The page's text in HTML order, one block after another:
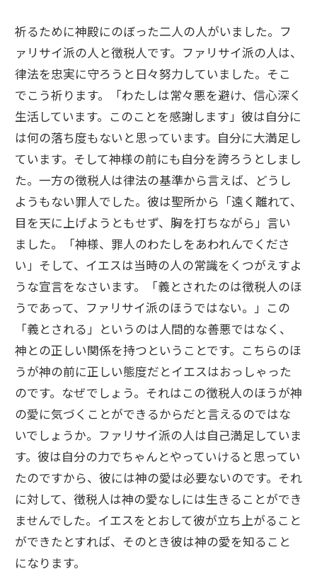
祈るために神殿にのぼった二人の人がいました。フ
ァリサイ派の人と徴税人です。ファリサイ派の人は、
律法を忠実に守ろうと日々努力していました。そこ
でこう祈ります。「わたしは常々悪を避け、信心深く
生活しています。このことを感謝します」彼は自分に
は何の落ち度もないと思っています。自分に大満足し
ています。そして神様の前にも自分を誇ろうとしまし
た。一方の徴税人は律法の基準から言えば、どうし
ようもない罪人でした。彼は聖所から「遠く離れて、
目を天に上げようともせず、胸を打ちながら」言い
ました。「神様、罪人のわたしをあわれんでくださ
い」そして、イエスは当時の人の常識をくつがえすよ
うな宣言をなさいます。「義とされたのは徴税人のほ
うであって、ファリサイ派のほうではない。」この
「義とされる」というのは人間的な善悪ではなく、
神との正しい関係を持つということです。こちらのほ
うが神の前に正しい態度だとイエスはおっしゃった
のです。なぜでしょう。それはこの徴税人のほうが神
の愛に気づくことができるからだと言えるのではな
いでしょうか。ファリサイ派の人は自己満足していま
す。彼は自分の力でちゃんとやっていけると思ってい
たのですから、彼には神の愛は必要ないのです。それ
に対して、徴税人は神の愛なしには生きることができ
ませんでした。イエスをとおして彼が立ち上がること
ができたとすれば、そのとき彼は神の愛を知ること
になります。